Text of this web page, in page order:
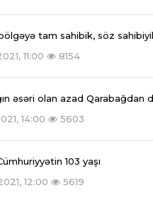
tam sahibik, söz
11:00
8154
əsəri olan azad Qarabağdan
14:00
5603
103 yaşı
12:00
5619